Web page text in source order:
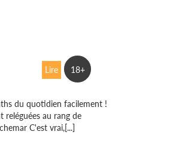
du quotidien facilement !
reléguées au rang de
C'est vrai,[...]
Lire 18+